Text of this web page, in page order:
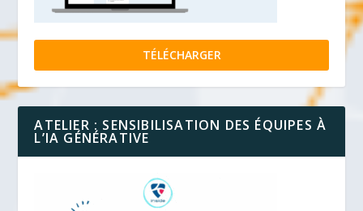
TÉLÉCHARGER
ATELIER : SENSIBILISATION DES ÉQUIPES À
L’IA GÉNÉRATIVE